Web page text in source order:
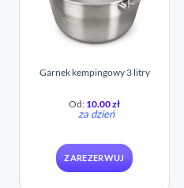
Garnek kempingowy 3 litry
Od: 10.00zł
za dzień
ZAREZERWUJ